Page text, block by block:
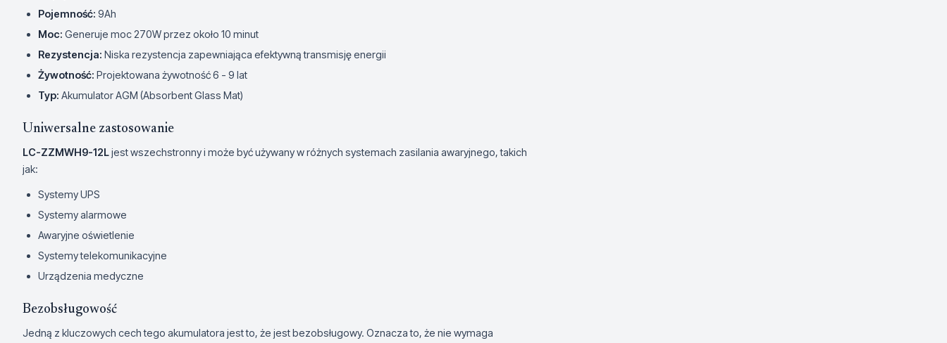
Pojemność: 9Ah
Moc: Generuje moc 270W przez około 10 minut
Rezystencja: Niska rezystencja zapewniająca efektywną transmisję energii
Żywotność: Projektowana żywotność 6 - 9 lat
Typ: Akumulator AGM (Absorbent Glass Mat)
Uniwersalne zastosowanie
LC-ZZMWH9-12Ljest wszechstronny i może być używany w różnych systemach zasilania awaryjnego, takich
jak:
Systemy UPS
Systemy alarmowe
Awaryjne oświetlenie
Systemy telekomunikacyjne
Urządzenia medyczne
Bezobsługowość
Jedną z kluczowych cech tego akumulatora jest to, że jest bezobsługowy. Oznacza to, że nie wymaga